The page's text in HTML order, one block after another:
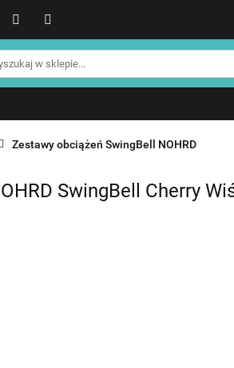
Strefa klienta Promocje
Informacje o NOHRD Strefa
Zestawy obciążeń SwingBell NOHRD
SwingBell Cherry